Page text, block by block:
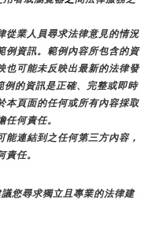
從業人員尋求法律意見的情況
例資訊。範例內容所包含的資
也可能未反映出最新的法律發
的資訊是正確、完整或即時
本頁面的任何或所有內容採取
何責任。
連結到之任何第三方內容，
責任。
您尋求獨立且專業的法律建